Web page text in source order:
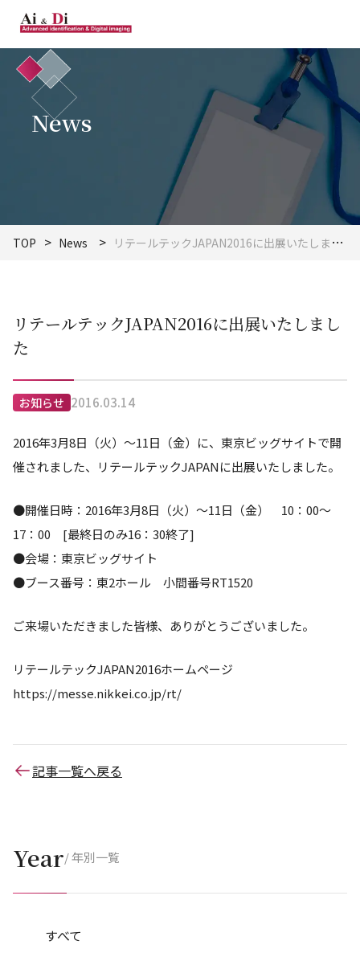
News
TOP News リテールテックJAPAN2016に出展いたしました
リテールテックJAPAN2016に出展いたしまし
た
お知らせ 2016.03.14
2016年3月8日（火）～11日（金）に、東京ビッグサイトで開
催されました、リテールテックJAPANに出展いたしました。
●開催日時：2016年3月8日（火）～11日（金） 10：00～
17：00 [最終日のみ16：30終了]
●会場：東京ビッグサイト
●ブース番号：東2ホール 小間番号RT1520
ご来場いただきました皆様、ありがとうございました。
リテールテックJAPAN2016ホームページ
https://messe.nikkei.co.jp/rt/
記事一覧へ戻る
Year/ 年別一覧
すべて